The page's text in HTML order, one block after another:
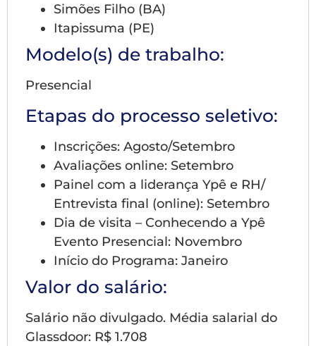
Simões Filho (BA)
Itapissuma (PE)
Modelo(s) de trabalho:
Presencial
Etapas do processo seletivo:
Inscrições: Agosto/Setembro
Avaliações online: Setembro
Painel com a liderança Ypê e RH/
Entrevista final (online): Setembro
Dia de visita – Conhecendo a Ypê
Evento Presencial: Novembro
Início do Programa: Janeiro
Valor do salário:
Salário não divulgado. Média salarial do
Glassdoor: R$ 1.708